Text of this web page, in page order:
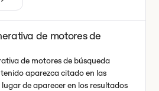
de motores de
de motores de búsqueda
aparezca citado en las
lugar de aparecer en los resultados